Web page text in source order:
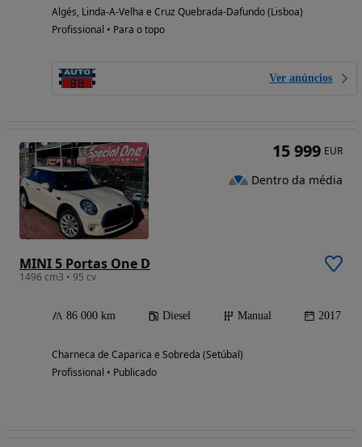
Algés, Linda-A-Velha e Cruz Quebrada-Dafundo (Lisboa)
Profissional • Para o topo
Ver anúncios
MINI 5 Portas One D
1496 cm3 • 95 cv
86 000 km Diesel Manual 2017
Charneca de Caparica e Sobreda (Setúbal)
Profissional • Publicado
15 999 EUR
Dentro da média